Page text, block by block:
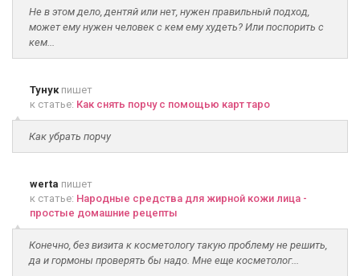
Не в этом дело, дентяй или нет, нужен правильный подход,
может ему нужен человек с кем ему худеть? Или поспорить с
кем...
Тунукпишет
к статье: Как снять порчу с помощью карт таро
Как убрать порчу
werta пишет
к статье: Народные средства для жирной кожи лица -
простые домашние рецепты
Конечно, без визита к косметологу такую проблему не решить,
да и гормоны проверять бы надо. Мне еще косметолог...